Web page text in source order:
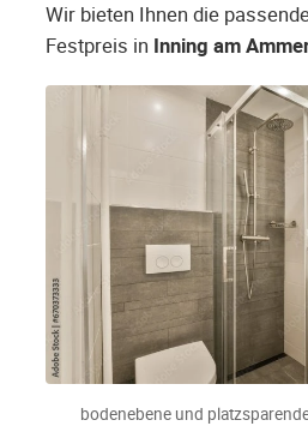
Wir bieten Ihnen die
Festpreis in Inning am
bodenebene und